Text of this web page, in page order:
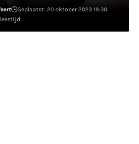
Geplaatst: 20 oktober 2023 19:30